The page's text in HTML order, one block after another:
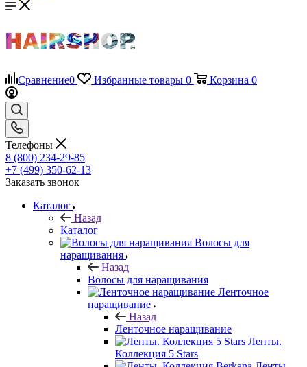
Сравнение0 Избранные товары 0 Корзина 0
Телефоны
8 (800) 234-29-85
+7 (499) 350-62-13
Заказать звонок
Каталог
Назад
Каталог
Волосы для
наращивания
Назад
Волосы для наращивания
Ленточное
наращивание
Назад
Ленточное наращивание
Ленты.
Коллекция 5 Stars